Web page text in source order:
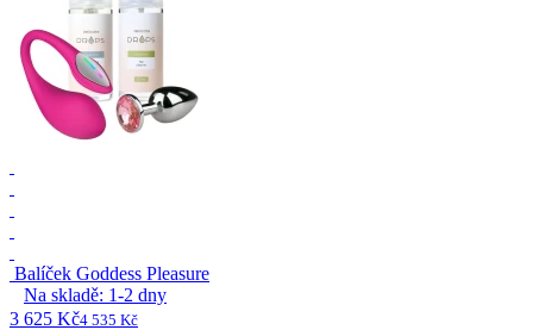
Balíček Goddess Pleasure
Na skladě: 1-2 dny
3 625 Kč4 535 Kč